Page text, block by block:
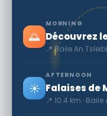
🌅
MORNING
📍 Baile An
☀️
AFTERNOON
📍 10.4 km ·